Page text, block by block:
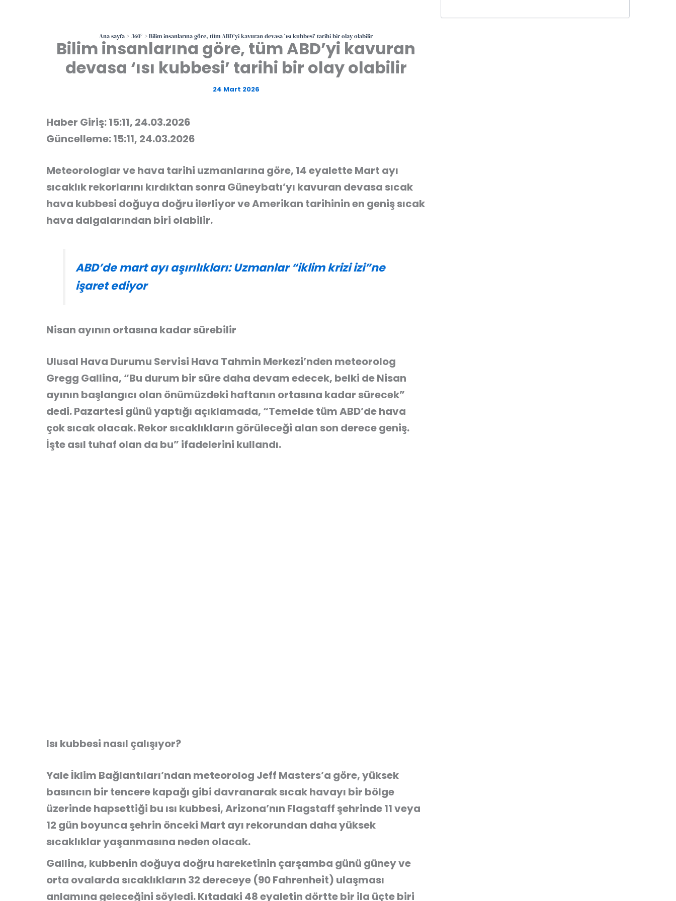
Ana sayfa 360° Bilim insanlarına göre, tüm ABD’yi kavuran devasa ‘ısı kubbesi’ tarihi bir olay olabilir
Bilim insanlarına göre, tüm ABD’yi kavuran
devasa ‘ısı kubbesi’ tarihi bir olay olabilir
24 Mart 2026
Haber Giriş: 15:11, 24.03.2026
Güncelleme: 15:11, 24.03.2026
Meteorologlar ve hava tarihi uzmanlarına göre, 14 eyalette Mart ayı
sıcaklık rekorlarını kırdıktan sonra Güneybatı’yı kavuran devasa sıcak
hava kubbesi doğuya doğru ilerliyor ve Amerikan tarihinin en geniş sıcak
hava dalgalarından biri olabilir.
ABD’de mart ayı aşırılıkları: Uzmanlar “iklim krizi izi”ne
işaret ediyor
Nisan ayının ortasına kadar sürebilir
Ulusal Hava Durumu Servisi Hava Tahmin Merkezi’nden meteorolog
Gregg Gallina, “Bu durum bir süre daha devam edecek, belki de Nisan
ayının başlangıcı olan önümüzdeki haftanın ortasına kadar sürecek”
dedi. Pazartesi günü yaptığı açıklamada, “Temelde tüm ABD’de hava
çok sıcak olacak. Rekor sıcaklıkların görüleceği alan son derece geniş.
İşte asıl tuhaf olan da bu” ifadelerini kullandı.
Isı kubbesi nasıl çalışıyor?
Yale İklim Bağlantıları’ndan meteorolog Jeff Masters’a göre, yüksek
basıncın bir tencere kapağı gibi davranarak sıcak havayı bir bölge
üzerinde hapsettiği bu ısı kubbesi, Arizona’nın Flagstaff şehrinde 11 veya
12 gün boyunca şehrin önceki Mart ayı rekorundan daha yüksek
sıcaklıklar yaşanmasına neden olacak.
Gallina, kubbenin doğuya doğru hareketinin çarşamba günü güney ve
orta ovalarda sıcaklıkların 32 dereceye (90 Fahrenheit) ulaşması
anlamına geleceğini söyledi. Kıtadaki 48 eyaletin dörtte bir ila üçte biri